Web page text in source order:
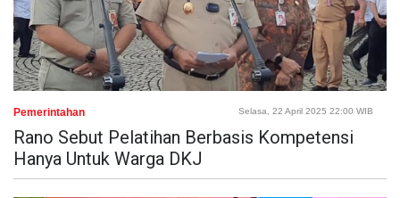
Pemerintahan Selasa, 22 April 2025 22:00 WIB
Rano Sebut Pelatihan Berbasis Kompetensi
Hanya Untuk Warga DKJ